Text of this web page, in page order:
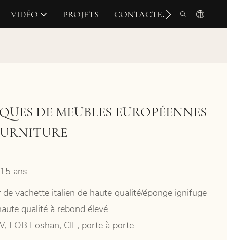
VIDÉO PROJETS CONTACTEZ-NOUS
DE MEUBLES EUROPÉENNES
ans
de vachette italien de haute qualité/éponge ignifuge
qualité à rebond élevé
FOB Foshan, CIF, porte à porte